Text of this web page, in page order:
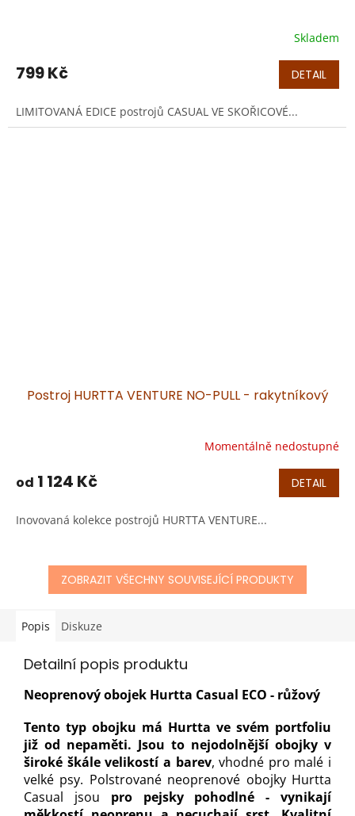
Skladem
799 Kč DETAIL
LIMITOVANÁ EDICE postrojů CASUAL VE SKOŘICOVÉ...
Postroj HURTTA VENTURE NO-PULL - rakytníkový
produktu
z
Momentálně nedostupné
od 1 124 Kč DETAIL
Inovovaná kolekce postrojů HURTTA VENTURE...
ZOBRAZIT VŠECHNY SOUVISEJÍCÍ PRODUKTY
Popis Diskuze
Detailní popis produktu
Neoprenový obojek Hurtta Casual ECO - růžový
Tento typ obojku má Hurtta ve svém portfoliu
již od nepaměti. Jsou to nejodolnější obojky v
široké škále velikostí a barev, vhodné pro malé i
velké psy. Polstrované neoprenové obojky Hurtta
Casual jsou pro pejsky pohodlné - vynikají